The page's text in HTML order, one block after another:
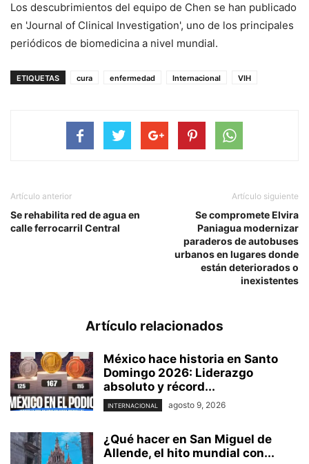
Los descubrimientos del equipo de Chen se han publicado
en 'Journal of Clinical Investigation', uno de los principales
periódicos de biomedicina a nivel mundial.
ETIQUETAS cura enfermedad Internacional VIH
Artículo anterior
Se rehabilita red de agua en
calle ferrocarril Central
Artículo siguiente
Se compromete Elvira
Paniagua modernizar
paraderos de autobuses
urbanos en lugares donde
están deteriorados o
inexistentes
Artículo relacionados
México hace historia en Santo
Domingo 2026: Liderazgo
absoluto y récord...
INTERNACIONAL agosto 9, 2026
¿Qué hacer en San Miguel de
Allende, el hito mundial con...